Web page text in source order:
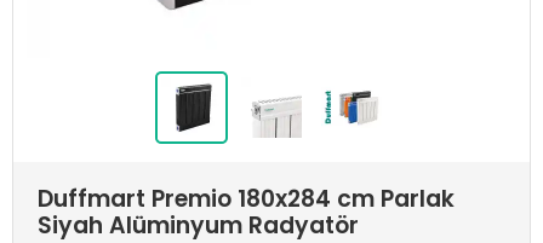
Duffmart Premio 180x284 cm Parlak
Siyah Alüminyum Radyatör